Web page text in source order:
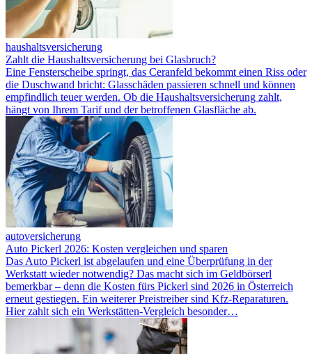
haushaltsversicherung
Zahlt die Haushaltsversicherung bei Glasbruch?
Eine Fensterscheibe springt, das Ceranfeld bekommt einen Riss oder
die Duschwand bricht: Glasschäden passieren schnell und können
empfindlich teuer werden. Ob die Haushaltsversicherung zahlt,
hängt von Ihrem Tarif und der betroffenen Glasfläche ab.
autoversicherung
Auto Pickerl 2026: Kosten vergleichen und sparen
Das Auto Pickerl ist abgelaufen und eine Überprüfung in der
Werkstatt wieder notwendig? Das macht sich im Geldbörserl
bemerkbar – denn die Kosten fürs Pickerl sind 2026 in Österreich
erneut gestiegen. Ein weiterer Preistreiber sind Kfz-Reparaturen.
Hier zahlt sich ein Werkstätten-Vergleich besonder…